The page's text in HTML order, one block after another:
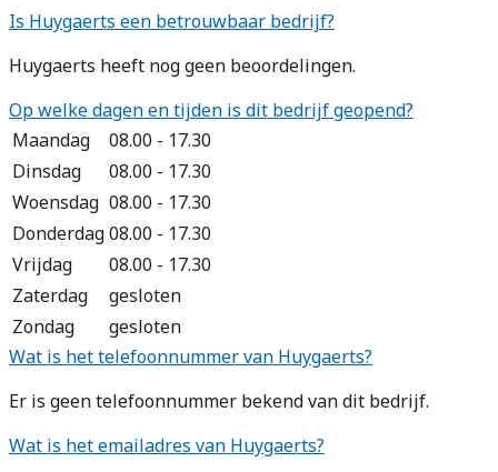
Is Huygaerts een betrouwbaar bedrijf?
Huygaerts heeft nog geen beoordelingen.
Op welke dagen en tijden is dit bedrijf geopend?
Maandag
08.00 - 17.30
Dinsdag
08.00 - 17.30
Woensdag 08.00 - 17.30
Donderdag08.00 - 17.30
Vrijdag
08.00 - 17.30
Zaterdag
gesloten
Zondag
gesloten
Wat is het telefoonnummer van Huygaerts?
Er is geen telefoonnummer bekend van dit bedrijf.
Wat is het emailadres van Huygaerts?